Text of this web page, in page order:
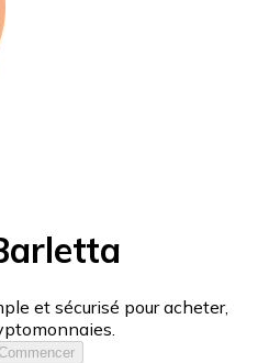
et sécurisé pour acheter,
Commencer